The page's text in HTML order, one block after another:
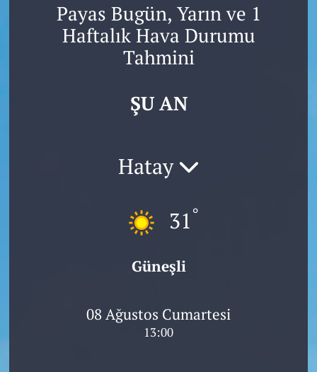
Payas Bugün, Yarın ve 1
Haftalık Hava Durumu
Tahmini
ŞU AN
Hatay
31°
Güneşli
08 Ağustos Cumartesi
13:00